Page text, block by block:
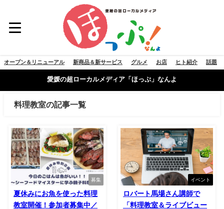
オープン＆リニューアル 新商品＆新サービス グルメ お店 ヒト紹介 話題
愛媛の超ローカルメディア「ほっぷ」なんよ
料理教室の記事一覧
募集
夏休みにお魚を使った料理
教室開催！参加者募集中／
イベント
ロバート馬場さん講師で
「料理教室＆ライブビュー